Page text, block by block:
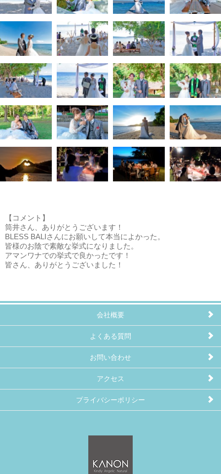
【コメント】
筒井さん、ありがとうございます！
BLESS BALIさんにお願いして本当によかった。
皆様のお陰で素敵な挙式になりました。
アマンワナでの挙式で良かったです！
皆さん、ありがとうございました！
会社概要
よくある質問
お問い合わせ
アクセス
プライバシーポリシー